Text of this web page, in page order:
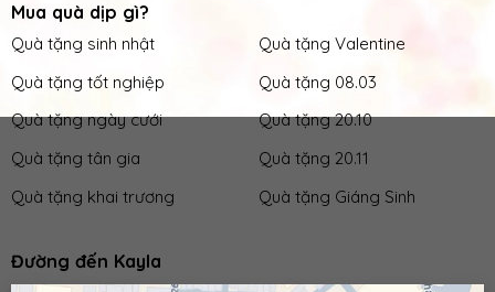
Mua quà dịp gì?
Quà tặng sinh nhật
Quà tặng tốt nghiệp
Quà tặng ngày cưới
Quà tặng tân gia
Quà tặng khai trương
Quà tặng Valentine
Quà tặng 08.03
Quà tặng 20.10
Quà tặng 20.11
Quà tặng Giáng Sinh
Đường đến Kayla